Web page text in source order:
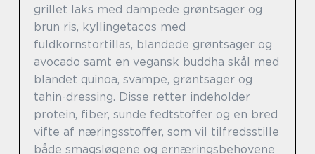
grillet laks med dampede grøntsager og
brun ris, kyllingetacos med
fuldkornstortillas, blandede grøntsager og
avocado samt en vegansk buddha skål med
blandet quinoa, svampe, grøntsager og
tahin-dressing. Disse retter indeholder
protein, fiber, sunde fedtstoffer og en bred
vifte af næringsstoffer, som vil tilfredsstille
både smagsløgene og ernæringsbehovene